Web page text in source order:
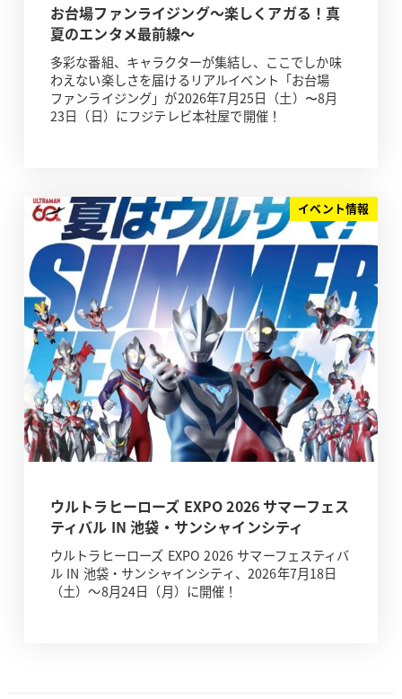
お台場ファンライジング～楽しくアガる！真
夏のエンタメ最前線～
多彩な番組、キャラクターが集結し、ここでしか味
わえない楽しさを届けるリアルイベント「お台場
ファンライジング」が2026年7月25日（土）〜8月
23日（日）にフジテレビ本社屋で開催！
イベント情報
ウルトラヒーローズ EXPO 2026 サマーフェス
ティバル IN 池袋・サンシャインシティ
ウルトラヒーローズ EXPO 2026 サマーフェスティバ
ル IN 池袋・サンシャインシティ、2026年7月18日
（土）～8月24日（月）に開催！